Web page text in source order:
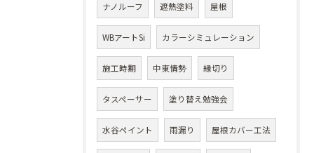
ナノルーフ 遮熱塗料 屋根
WBアートSi カラーシミュレーション
施工時期 中東情勢 縁切り
タスペーサー 塗り替え勉強会
水谷ペイント 雨漏り 屋根カバー工法